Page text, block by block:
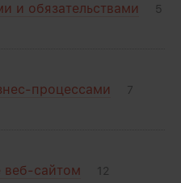
и обязательствами 5
процессами 7
веб-сайтом 12